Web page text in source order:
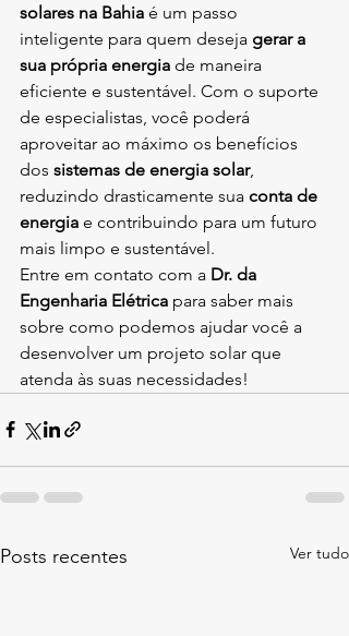
solares na Bahia é um passo
inteligente para quem deseja gerar a
sua própria energia de maneira
eficiente e sustentável. Com o suporte
de especialistas, você poderá
aproveitar ao máximo os benefícios
dos sistemas de energia solar,
reduzindo drasticamente sua conta de
energia e contribuindo para um futuro
mais limpo e sustentável.
Entre em contato com a Dr. da
Engenharia Elétrica para saber mais
sobre como podemos ajudar você a
desenvolver um projeto solar que
atenda às suas necessidades!
Posts recentes Ver tudo